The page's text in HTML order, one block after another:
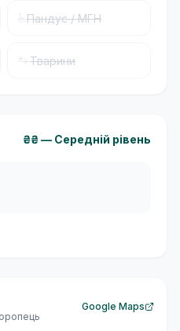
Пандус / МГН
Тварини
₴₴— Середній рівень
Google Maps